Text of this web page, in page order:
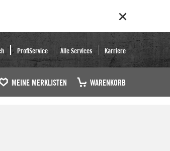
ProfiService Alle Services Karriere
MEINE MERKLISTEN WARENKORB